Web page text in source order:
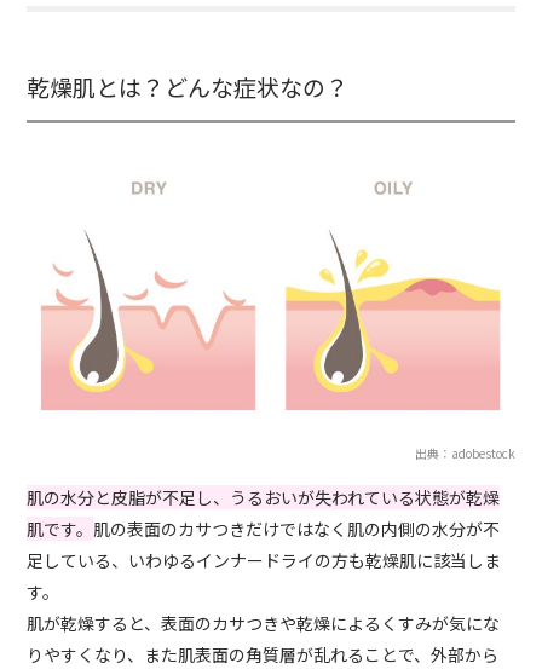
乾燥肌とは？どんな症状なの？
出典：adobestock
肌の水分と皮脂が不足し、うるおいが失われている状態が乾燥
肌です。 肌の表面のカサつきだけではなく肌の内側の水分が不
足している、いわゆるインナードライの方も乾燥肌に該当しま
す。
肌が乾燥すると、表面のカサつきや乾燥によるくすみが気にな
りやすくなり、また肌表面の角質層が乱れることで、外部から